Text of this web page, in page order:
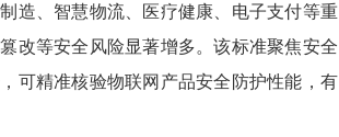
造、智慧物流、医疗健康、电子支付等重
改等安全风险显著增多。该标准聚焦安全
可精准核验物联网产品安全防护性能，有